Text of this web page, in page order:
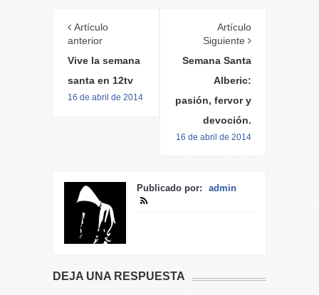
Artículo
anterior
Vive la semana
santa en 12tv
16 de abril de 2014
Artículo
Siguiente
Semana Santa
Alberic:
pasión, fervor y
devoción.
16 de abril de 2014
Publicado por: admin
DEJA UNA RESPUESTA